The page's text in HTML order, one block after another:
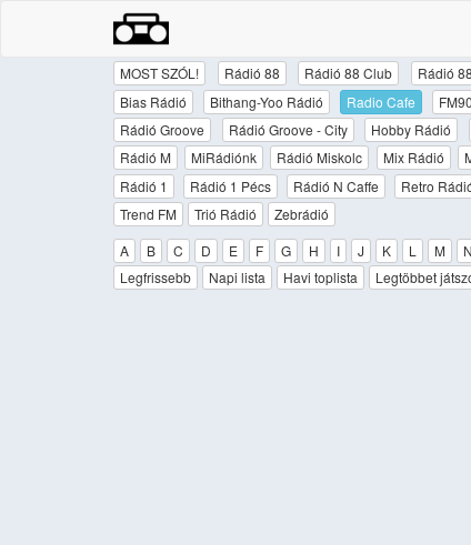
MOST SZÓL! Rádió 88 Rádió 88 Club Rádió
Bias Rádió
Bithang-Yoo Rádió Radio Cafe
Rádió Groove
Rádió Groove - City Hobby Rádió
Rádió M
MiRádiónk Rádió Miskolc Mix Rádió
Rádió 1
Rádió 1 Pécs Rádió N Caffe Retro
Trend FM
Trió Rádió
Zebrádió
A
B C D E F G H I J K L M N
Legfrissebb
Napi lista Havi toplista Legtöbbet